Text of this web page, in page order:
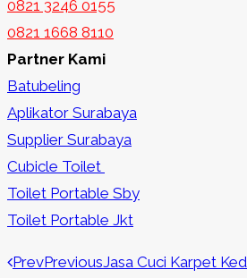
0821 3246 0155​
0821 1668 8110
Partner Kami
Batubeling
Aplikator Surabaya
Supplier Surabaya
Cubicle Toilet
Toilet Portable Sby
Toilet Portable Jkt
PrevPreviousJasa Cuci Karpet